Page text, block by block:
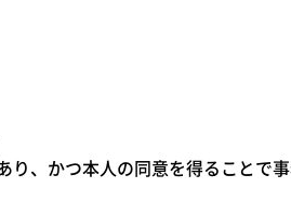
、かつ本人の同意を得ることで